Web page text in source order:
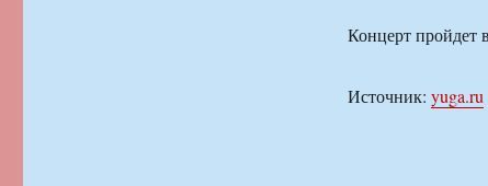
Концерт пройдет
Источник: yuga.ru